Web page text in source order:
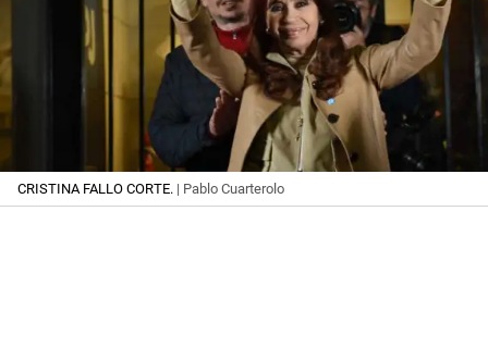
CRISTINA FALLO CORTE. | Pablo Cuarterolo